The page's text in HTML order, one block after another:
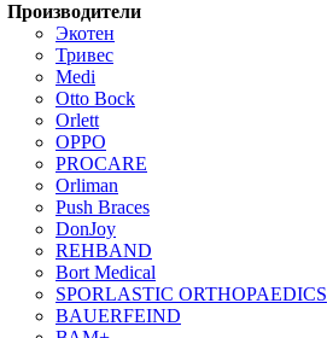
Производители
Экотен
Тривес
Medi
Otto Bock
Orlett
OPPO
PROCARE
Orliman
Push Braces
DonJoy
REHBAND
Bort Medical
SPORLASTIC ORTHOPAEDICS
BAUERFEIND